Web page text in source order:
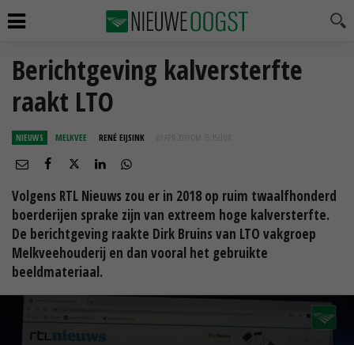
Berichtgeving kalversterfte
raakt LTO
NIEUWS MELKVEE RENÉ EIJSINK 03 APR 2019 OM 15:15
Volgens RTL Nieuws zou er in 2018 op ruim twaalfhonderd
boerderijen sprake zijn van extreem hoge kalversterfte.
De berichtgeving raakte Dirk Bruins van LTO vakgroep
Melkveehouderij en dan vooral het gebruikte
beeldmateriaal.